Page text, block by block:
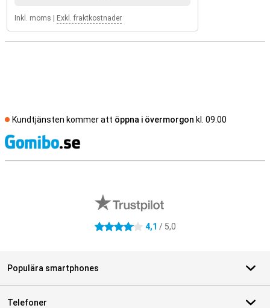
Inkl. moms Exkl. fraktkostnader
Kundtjänsten kommer att öppna i övermorgon kl. 09.00
4.1 stjärnor 4,1 / 5,0
Populära smartphones
Telefoner